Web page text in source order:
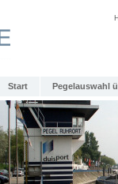
Start Pegelauswahl